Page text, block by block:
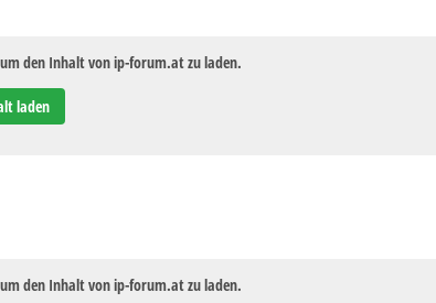
den Inhalt von ip-forum.at zu laden.
laden
den Inhalt von ip-forum.at zu laden.